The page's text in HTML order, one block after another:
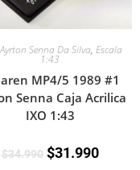
Senna Da Silva, Escala
1:43
MP4/5 1989 #1
Senna Caja Acrilica
IXO 1:43
$34.990 $31.990